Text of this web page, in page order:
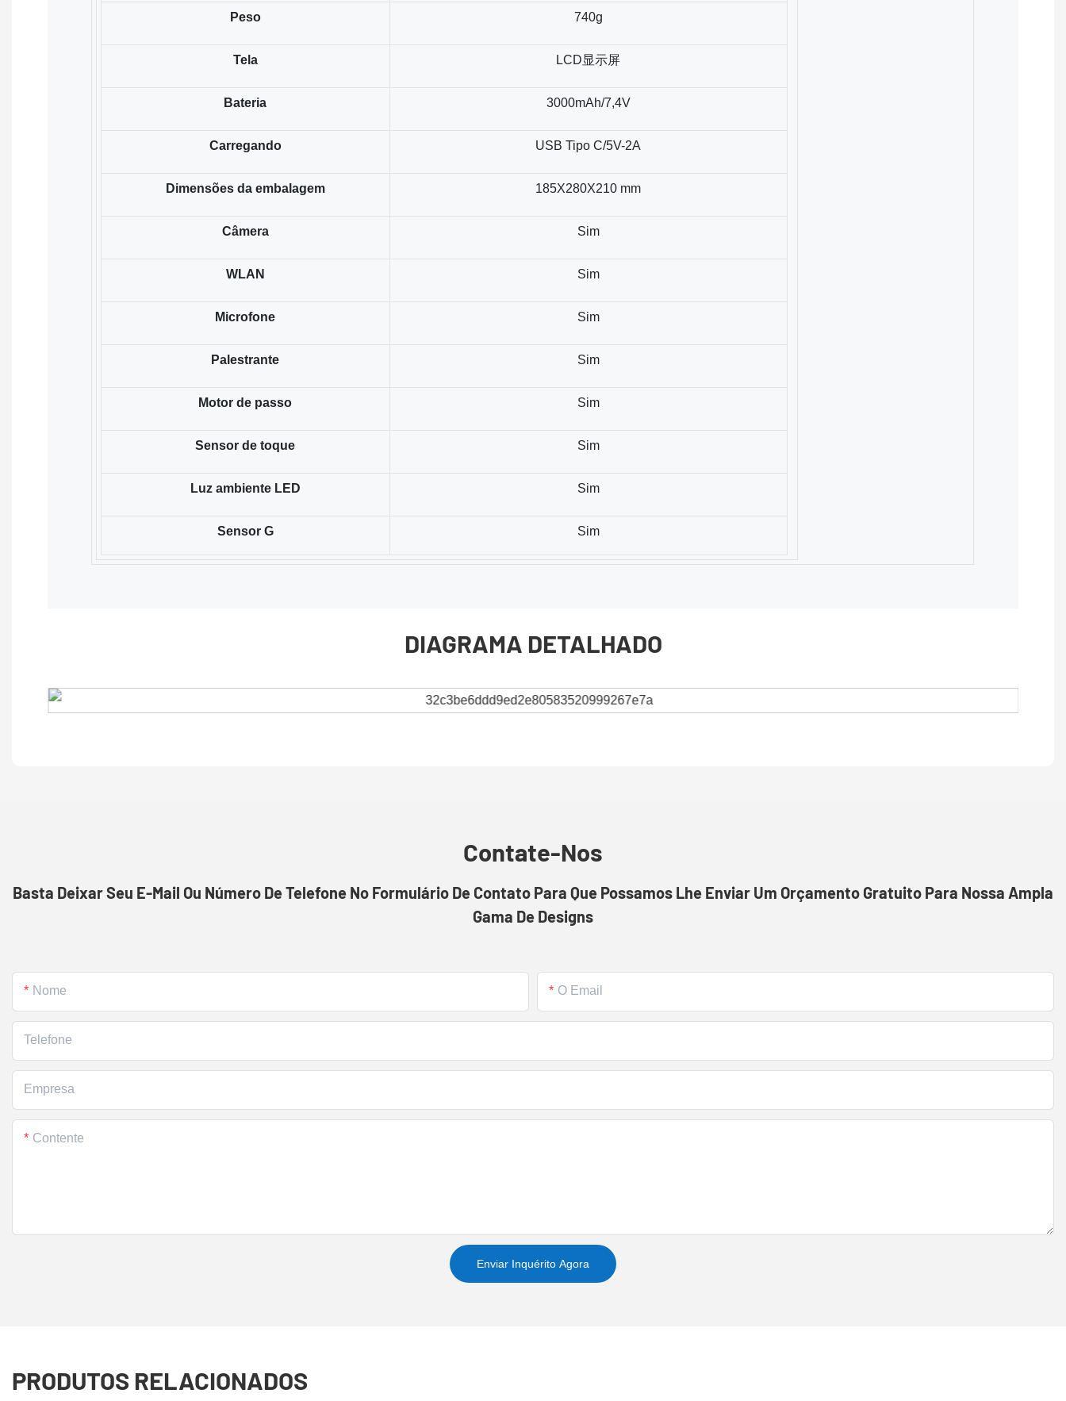
Peso 740g
Tela LCD显示屏
Bateria 3000mAh/7,4V
Carregando USB Tipo C/5V-2A
Dimensões da embalagem 185X280X210 mm
Câmera Sim
WLAN Sim
Microfone Sim
Palestrante Sim
Motor de passo Sim
Sensor de toque Sim
Luz ambiente LED Sim
Sensor G Sim
DIAGRAMA DETALHADO
Contate-Nos
Basta Deixar Seu E-Mail Ou Número De Telefone No Formulário De Contato Para Que Possamos Lhe Enviar Um Orçamento Gratuito Para Nossa Ampla
Gama De Designs
Nome O Email
Telefone
Empresa
Contente
Enviar Inquérito Agora
PRODUTOS RELACIONADOS